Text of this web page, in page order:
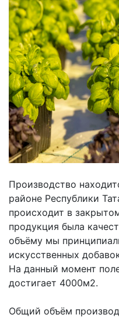
Производство
районе Республики
происходит в
продукция была
объёму мы
искусственных
На данный момент
достигает 4000м2.
Общий объём